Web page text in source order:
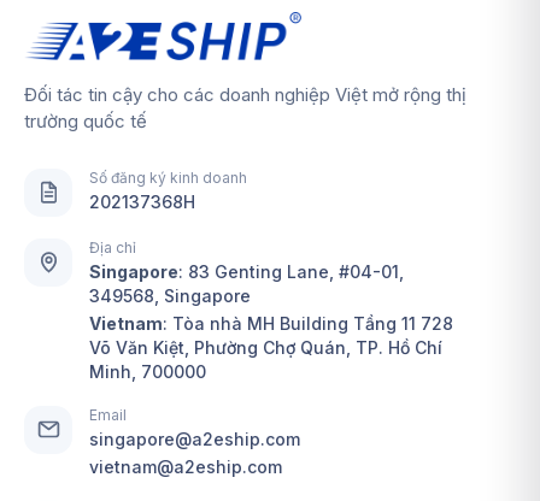
Đối tác tin cậy cho các doanh nghiệp Việt mở rộng thị
trường quốc tế
Số đăng ký kinh doanh
202137368H
Địa chỉ
Singapore: 83 Genting Lane, #04-01,
349568, Singapore
Vietnam: Tòa nhà MH Building Tầng 11 728
Võ Văn Kiệt, Phường Chợ Quán, TP. Hồ Chí
Minh, 700000
Email
singapore@a2eship.com
vietnam@a2eship.com